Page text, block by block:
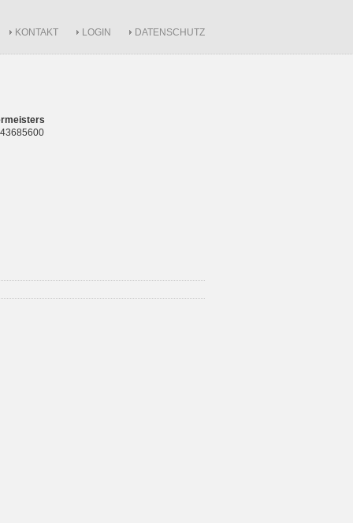
KONTAKT LOGIN DATENSCHUTZ